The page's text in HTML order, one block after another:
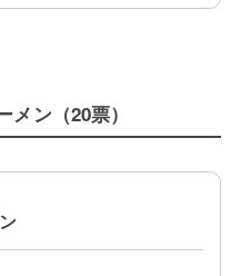
ン（20票）